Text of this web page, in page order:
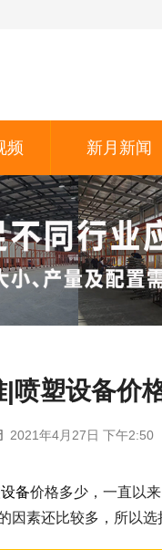
频 新月新闻
喷塑设备价
2021年4月27日 下午2:50
备价格多少，一直以
素还比较多，所以选